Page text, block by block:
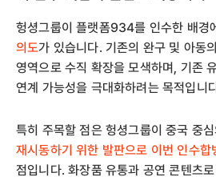
헝셩그룹이 플랫폼934를 인수한 배경
의도가 있습니다. 기존의 완구 및 아동
영역으로 수직 확장을 모색하며, 기존
연계 가능성을 극대화하려는 목적입니
특히 주목할 점은 헝셩그룹이 중국 중심
재시동하기 위한 발판으로 이번 인수합
점입니다. 화장품 유통과 공연 콘텐츠